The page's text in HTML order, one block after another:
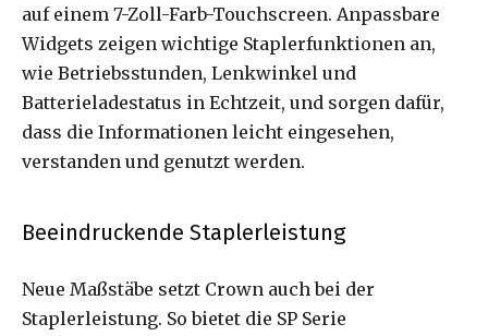
auf einem 7-Zoll-Farb-Touchscreen. Anpassbare
Widgets zeigen wichtige Staplerfunktionen an,
wie Betriebsstunden, Lenkwinkel und
Batterieladestatus in Echtzeit, und sorgen dafür,
dass die Informationen leicht eingesehen,
verstanden und genutzt werden.
Beeindruckende Staplerleistung
Neue Maßstäbe setzt Crown auch bei der
Staplerleistung. So bietet die SP Serie